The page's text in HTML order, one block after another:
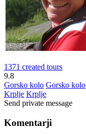
1371 created tours
9.8
Gorsko kolo Gorsko kolo
Krplje Krplje
Send private message
Komentarji